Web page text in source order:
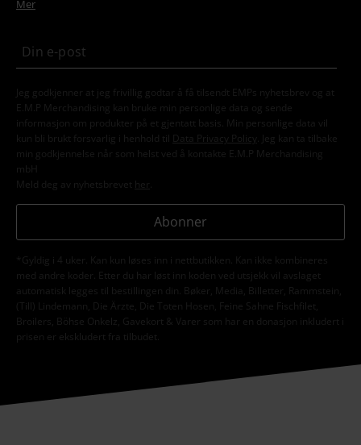
Mer
Jeg godkjenner at jeg frivillig godtar å få tilsendt EMPs nyhetsbrev og at
E.M.P Merchandising kan bruke min personlige data og sende
informasjon om produkter på et gjentatt basis. Min personlige data vil
kun bli brukt forsvarlig i henhold til
Data Privacy Policy
. Jeg kan ta tilbake
min godkjennelse når som helst ved å kontakte E.M.P Merchandising
mbH
Meld deg av nyhetsbrevet her
Abonner
*Gyldig i 4 uker. Kan kun løses inn i nettbutikken. Kan ikke kombineres
med andre koder. Etter du har løst inn koden ved utsjekk vil avslaget
automatisk legges til bestillingen din. Bøker, Media, Billetter, Rammstein,
(Till) Lindemann, Die Ärzte, Die Toten Hosen, Feine Sahne Fischfilet,
Broilers, Böhse Onkelz, Gavekort & Varer som har en donasjon inkludert i
prisen er ekskludert fra tilbudet.